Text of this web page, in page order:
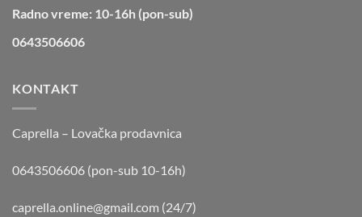
Radno vreme: 10-16h (pon-sub)
0643506606
KONTAKT
Caprella – Lovačka prodavnica
0643506606 (pon-sub 10-16h)
caprella.online@gmail.com (24/7)